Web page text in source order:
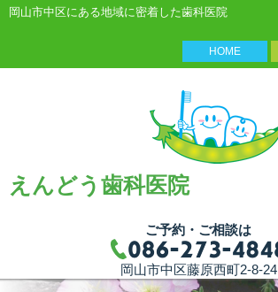
岡山市中区にある地域に密着した歯科医院
HOME
えんどう歯科医院
ご予約・ご相談は
岡山市中区藤原西町2-8-24